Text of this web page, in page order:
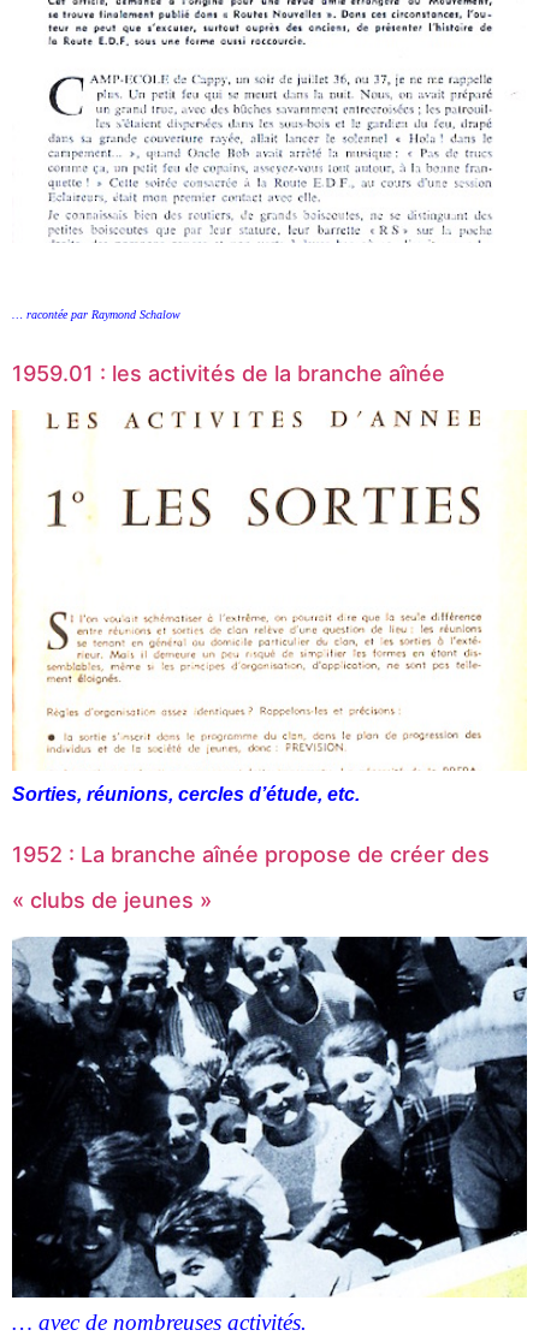
… racontée par Raymond Schalow
1959.01 : les activités de la branche aînée
Sorties, réunions, cercles d’étude, etc.
1952 : La branche aînée propose de créer des
« clubs de jeunes »
… avec de nombreuses activités.